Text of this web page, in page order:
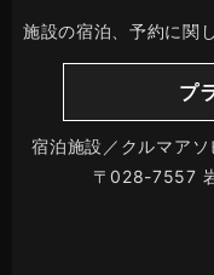
施設の宿泊、予約に関
プ
宿泊施設／クルマア
〒028-7557